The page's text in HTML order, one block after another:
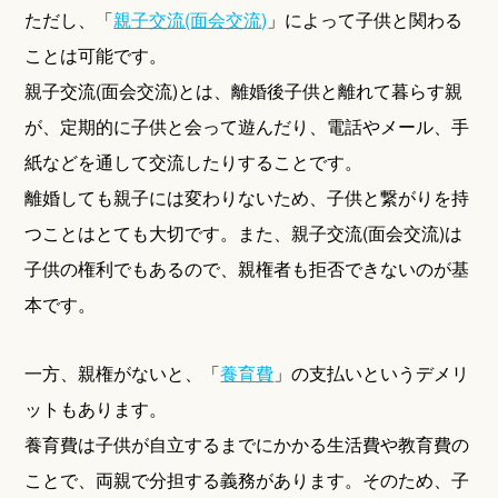
ただし、「親子交流(面会交流) 」によって子供と関わる
ことは可能です。
親子交流(面会交流)とは、離婚後子供と離れて暮らす親
が、定期的に子供と会って遊んだり、電話やメール、手
紙などを通して交流したりすることです。
離婚しても親子には変わりないため、子供と繋がりを持
つことはとても大切です。また、親子交流(面会交流)は
子供の権利でもあるので、親権者も拒否できないのが基
本です。
一方、親権がないと、「養育費 」の支払いというデメリ
ットもあります。
養育費は子供が自立するまでにかかる生活費や教育費の
ことで、両親で分担する義務があります。そのため、子